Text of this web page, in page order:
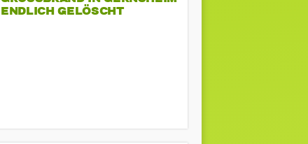
NDLICH GELÖSCHT